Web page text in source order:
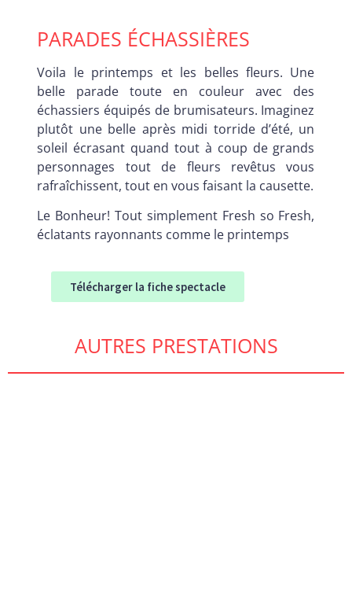
PARADES ÉCHASSIÈRES
Voila le printemps et les belles fleurs. Une
belle parade toute en couleur avec des
échassiers équipés de brumisateurs. Imaginez
plutôt une belle après midi torride d’été, un
soleil écrasant quand tout à coup de grands
personnages tout de fleurs revêtus vous
rafraîchissent, tout en vous faisant la causette.
Le Bonheur! Tout simplement Fresh so Fresh,
éclatants rayonnants comme le printemps
Télécharger la fiche spectacle
AUTRES PRESTATIONS